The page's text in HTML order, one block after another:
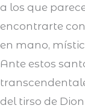
a los que
encontrarte
en mano,
Ante estos
del tirso de